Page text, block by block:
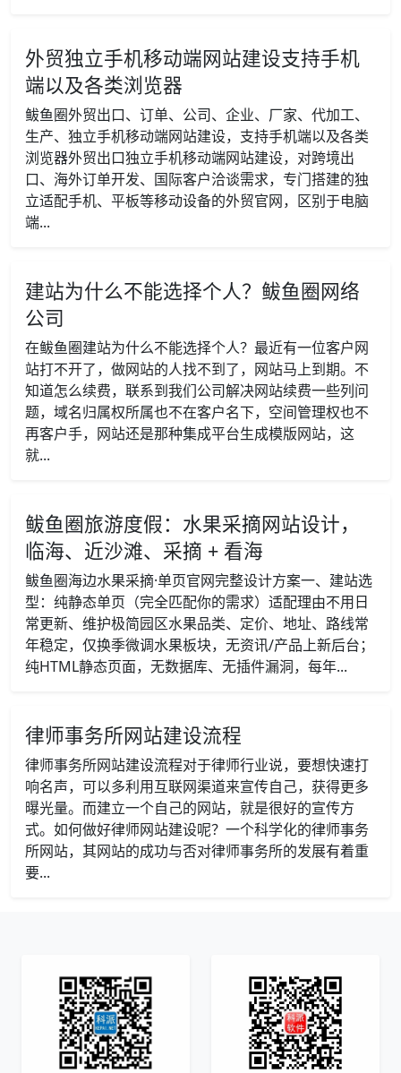
外贸独立手机移动端网站建设支持手机
端以及各类浏览器
鲅鱼圈外贸出口、订单、公司、企业、厂家、代加工、
生产、独立手机移动端网站建设，支持手机端以及各类
浏览器外贸出口独立手机移动端网站建设，对跨境出
口、海外订单开发、国际客户洽谈需求，专门搭建的独
立适配手机、平板等移动设备的外贸官网，区别于电脑
端...
建站为什么不能选择个人？鲅鱼圈网络
公司
在鲅鱼圈建站为什么不能选择个人？最近有一位客户网
站打不开了，做网站的人找不到了，网站马上到期。不
知道怎么续费，联系到我们公司解决网站续费一些列问
题，域名归属权所属也不在客户名下，空间管理权也不
再客户手，网站还是那种集成平台生成模版网站，这
就...
鲅鱼圈旅游度假：水果采摘网站设计，
临海、近沙滩、采摘 + 看海
鲅鱼圈海边水果采摘·单页官网完整设计方案一、建站选
型：纯静态单页（完全匹配你的需求）适配理由不用日
常更新、维护极简园区水果品类、定价、地址、路线常
年稳定，仅换季微调水果板块，无资讯/产品上新后台；
纯HTML静态页面，无数据库、无插件漏洞，每年...
律师事务所网站建设流程
律师事务所网站建设流程对于律师行业说，要想快速打
响名声，可以多利用互联网渠道来宣传自己，获得更多
曝光量。而建立一个自己的网站，就是很好的宣传方
式。如何做好律师网站建设呢？一个科学化的律师事务
所网站，其网站的成功与否对律师事务所的发展有着重
要...